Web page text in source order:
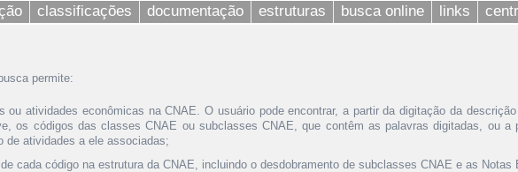
classificações documentação estruturas busca online links
permite:
ou atividades econômicas na CNAE. O usuário pode encontrar, a partir da digitação da
os códigos das classes CNAE ou subclasses CNAE, que contêm as palavras digitadas, ou a
de atividades a ele associadas;
de cada código na estrutura da CNAE, incluindo o desdobramento de subclasses CNAE e as